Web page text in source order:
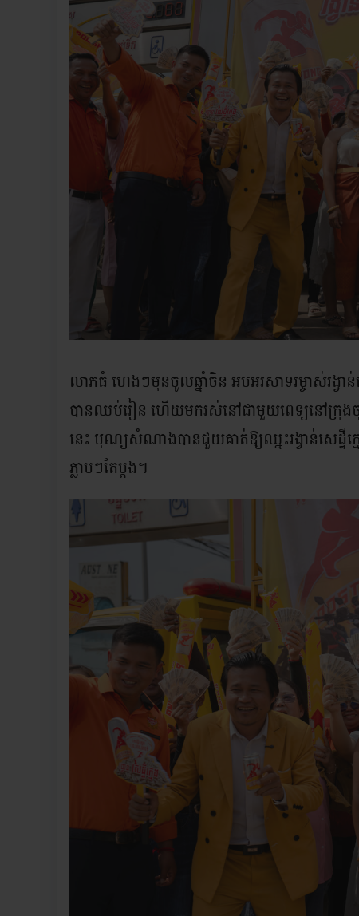
លាភធំ ហេងៗមុនចូលឆ្នាំចិន អបអរសាទរម្ចាស់រង្វាន់ស
បានឈប់រៀន ហើយមករស់នៅជាមួយពេទ្យនៅក្រុងច្
នេះ បុណ្យសំណាងបានជួយគាត់ឱ្យឈ្នះរង្វាន់សេដ្ឋីក្ម
ភ្លាមៗតែម្ដង។